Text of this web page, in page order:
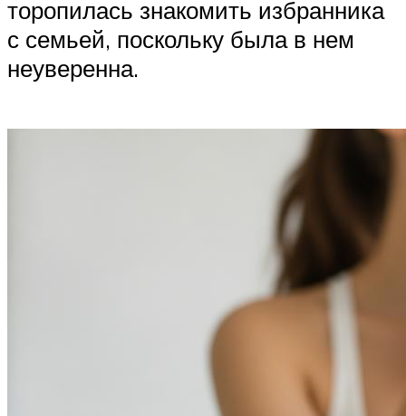
торопилась знакомить избранника
с семьей, поскольку была в нем
неуверенна.